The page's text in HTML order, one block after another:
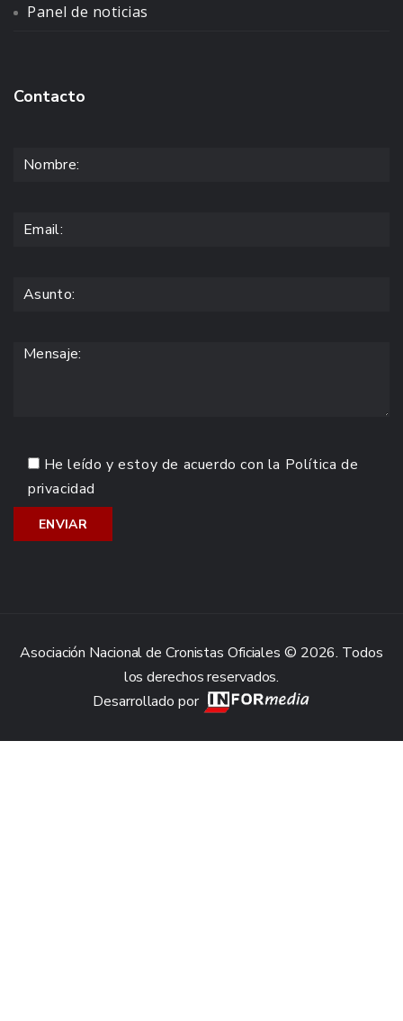
Panel de noticias
Contacto
He leído y estoy de acuerdo con la Política de
privacidad
Asociación Nacional de Cronistas Oficiales © 2026. Todos
los derechos reservados.
Desarrollado por